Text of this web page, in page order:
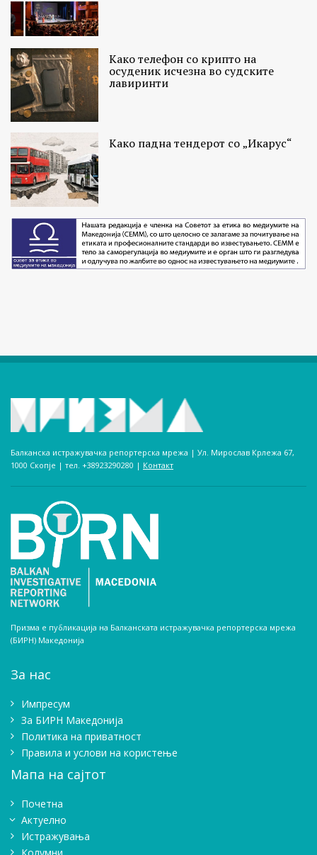
Како телефон со крипто на
осуденик исчезна во судските
лавиринти
Како падна тендерот со „Икарус“
Балканска истражувачка репортерска мрежа | Ул. Мирослав Крлежа 67,
1000 Скопје | тел. +38923290280­ | Контакт
Призма е публикација на Балканската истражувачка репортерска мрежа
(БИРН) Македонија
За нас
Импресум
Зa БИРН Македонија
Политика на приватност
Правила и услови на користење
Мапа на сајтот
Почетна
Актуелно
Истражувањa